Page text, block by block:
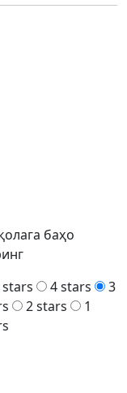
баҳо
stars
4 stars
3
2 stars
1